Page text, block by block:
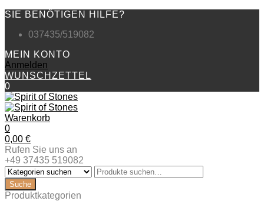
SIE BENÖTIGEN HILFE?
037435/519082
MEIN KONTO
Anmelden
WUNSCHZETTEL
0
Warenkorb
0
0,00 €
Rufen Sie uns an
+49 37435 519082
Produktkategorien